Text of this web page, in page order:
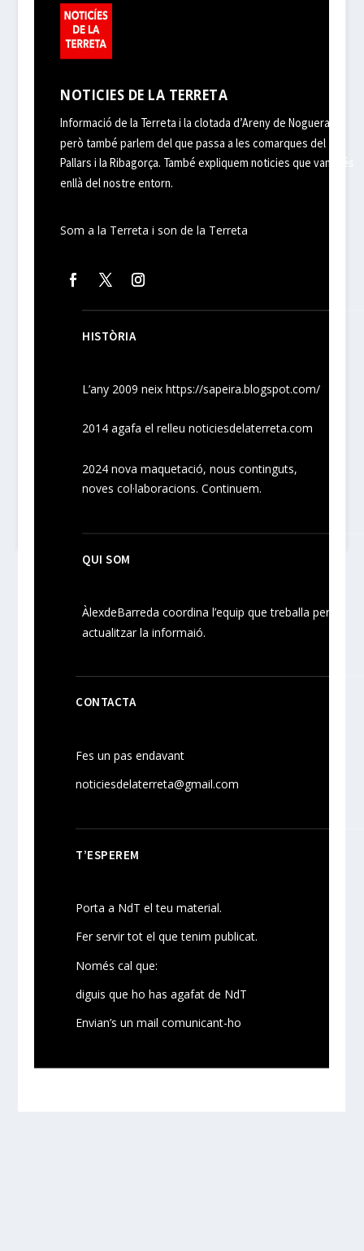
NOTICIES DE LA TERRETA
Informació de la Terreta i la clotada d’Areny de Noguera,
però també parlem del que passa a les comarques del
Pallars i la Ribagorça. També expliquem noticies que van més
enllà del nostre entorn.
Som a la Terreta i son de la Terreta
HISTÒRIA
L’any 2009 neixhttps://sapeira.blogspot.com/
2014 agafa el relleu noticiesdelaterreta.com
2024nova maquetació, nouscontinguts,
novescol·laboracions. Continuem.
QUI SOM
ÀlexdeBarreda coordina l’equip que treballa per
actualitzar la informaió.
CONTACTA
Fes un pas endavant
noticiesdelaterreta@gmail.com
T’ESPEREM
Porta a NdT el teu material.
Fer servir tot el que tenim publicat.
Només cal que:
diguis que ho has agafat de NdT
Envian’s un mail comunicant-ho